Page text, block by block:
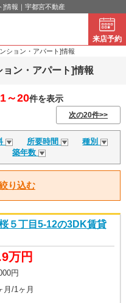
]情報｜宇都宮不動産
来店予約
ション・アパート]情報
ン・アパート]情報
1～20件を表示
次の20件>>
所要時間
種別
築年数
り込む
５丁目5-12の3DK賃貸
万円
円
月/1ヶ月